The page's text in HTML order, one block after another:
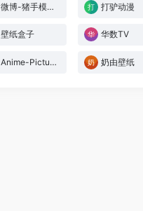
微博-猪手模块版 打驴动漫
壁纸盒子 华数TV
Anime-Pictures 奶由壁纸